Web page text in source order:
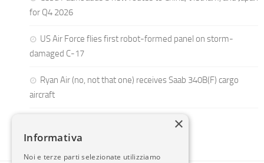
for Q4 2026
US Air Force flies first robot-formed panel on storm-
damaged C-17
Ryan Air (no, not that one) receives Saab 340B(F) cargo
aircraft
×
Informativa
Noi e terze parti selezionate utilizziamo